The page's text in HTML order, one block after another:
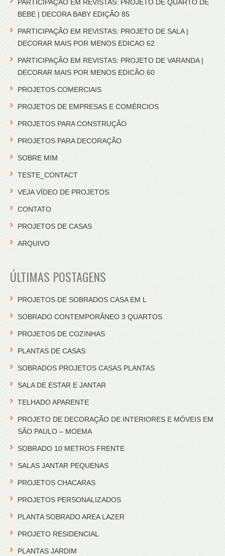
PARTICIPAÇÃO EM REVISTAS: PROJETO DE QUARTO DE
BEBE | DECORA BABY EDIÇÃO 85
PARTICIPAÇÃO EM REVISTAS: PROJETO DE SALA |
DECORAR MAIS POR MENOS EDICAO 62
PARTICIPAÇÃO EM REVISTAS: PROJETO DE VARANDA |
DECORAR MAIS POR MENOS EDICÃO 60
PROJETOS COMERCIAIS
PROJETOS DE EMPRESAS E COMÉRCIOS
PROJETOS PARA CONSTRUÇÃO
PROJETOS PARA DECORAÇÃO
SOBRE MIM
TESTE_CONTACT
VEJA VÍDEO DE PROJETOS
CONTATO
PROJETOS DE CASAS
ARQUIVO
ÚLTIMAS POSTAGENS
PROJETOS DE SOBRADOS CASA EM L
SOBRADO CONTEMPORÂNEO 3 QUARTOS
PROJETOS DE COZINHAS
PLANTAS DE CASAS
SOBRADOS PROJETOS CASAS PLANTAS
SALA DE ESTAR E JANTAR
TELHADO APARENTE
PROJETO DE DECORAÇÃO DE INTERIORES E MÓVEIS EM
SÃO PAULO – MOEMA
SOBRADO 10 METROS FRENTE
SALAS JANTAR PEQUENAS
PROJETOS CHACARAS
PROJETOS PERSONALIZADOS
PLANTA SOBRADO AREA LAZER
PROJETO RESIDENCIAL
PLANTAS JARDIM